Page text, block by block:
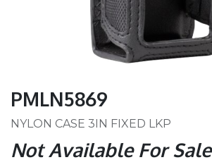
PMLN5869
NYLON CASE 3IN FIXED LKP
Not Available For Sale